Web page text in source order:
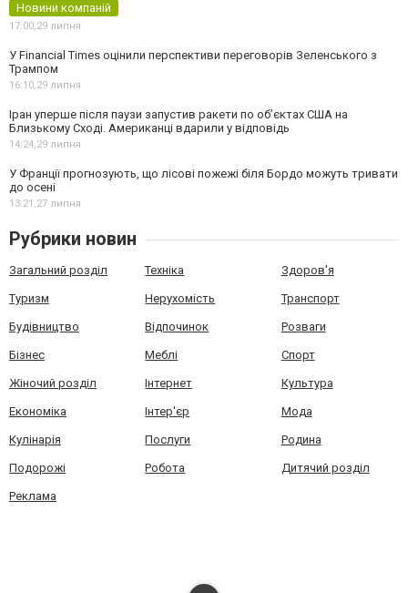
Новини компаній
17:00,29 липня
У Financial Times оцінили перспективи переговорів Зеленського з
Трампом
16:10,29 липня
Іран уперше після паузи запустив ракети по обʼєктах США на
Близькому Сході. Американці вдарили у відповідь
14:24,29 липня
У Франції прогнозують, що лісові пожежі біля Бордо можуть тривати
до осені
13:21,27 липня
Рубрики новин
Загальний розділ Техніка Здоров'я
Туризм Нерухомість Транспорт
Будівництво Відпочинок Розваги
Бізнес Меблі Спорт
Жіночий розділ Інтернет Культура
Економіка Інтер'єр Мода
Кулінарія Послуги Родина
Подорожі Робота Дитячий розділ
Реклама